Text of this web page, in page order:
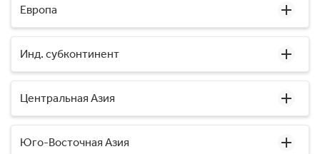
Европа
Инд. субконтинент
Центральная Азия
Юго-Восточная Азия